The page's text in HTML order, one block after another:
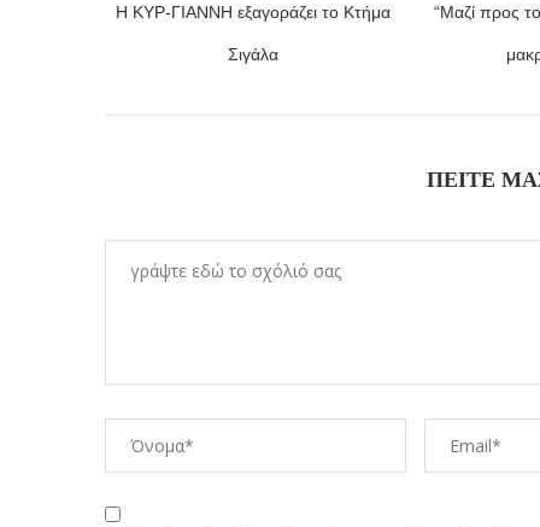
Η ΚΥΡ-ΓΙΑΝΝΗ εξαγοράζει το Κτήμα
Σιγάλα
“Μαζί προς
ΠΕΊΤΕ